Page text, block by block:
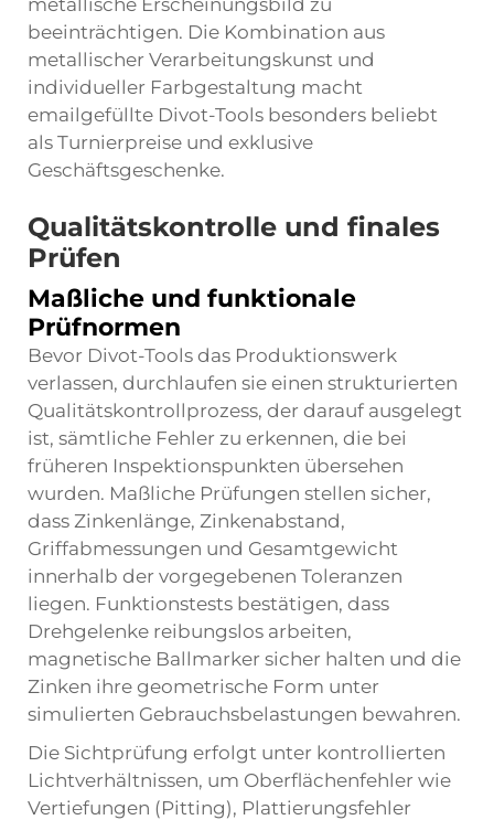
metallische Erscheinungsbild zu
beeinträchtigen. Die Kombination aus
metallischer Verarbeitungskunst und
individueller Farbgestaltung macht
emailgefüllte Divot-Tools besonders beliebt
als Turnierpreise und exklusive
Geschäftsgeschenke.
Qualitätskontrolle und finales
Prüfen
Maßliche und funktionale
Prüfnormen
Bevor Divot-Tools das Produktionswerk
verlassen, durchlaufen sie einen strukturierten
Qualitätskontrollprozess, der darauf ausgelegt
ist, sämtliche Fehler zu erkennen, die bei
früheren Inspektionspunkten übersehen
wurden. Maßliche Prüfungen stellen sicher,
dass Zinkenlänge, Zinkenabstand,
Griffabmessungen und Gesamtgewicht
innerhalb der vorgegebenen Toleranzen
liegen. Funktionstests bestätigen, dass
Drehgelenke reibungslos arbeiten,
magnetische Ballmarker sicher halten und die
Zinken ihre geometrische Form unter
simulierten Gebrauchsbelastungen bewahren.
Die Sichtprüfung erfolgt unter kontrollierten
Lichtverhältnissen, um Oberflächenfehler wie
Vertiefungen (Pitting), Plattierungsfehler